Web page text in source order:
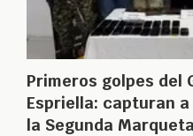
Primeros golpes del
Espriella: capturan a
la Segunda